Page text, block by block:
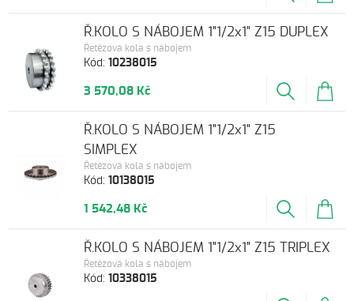
Kód:10238015
Řetězová kola s nábojem
Ř.KOLO S NÁBOJEM 1"1/2x1" Z15 DUPLEX
3 570,08 Kč
Kód:10138015
Řetězová kola s nábojem
Ř.KOLO S NÁBOJEM 1"1/2x1" Z15
SIMPLEX
1 542,48 Kč
Kód:10338015
Řetězová kola s nábojem
Ř.KOLO S NÁBOJEM 1"1/2x1" Z15 TRIPLEX